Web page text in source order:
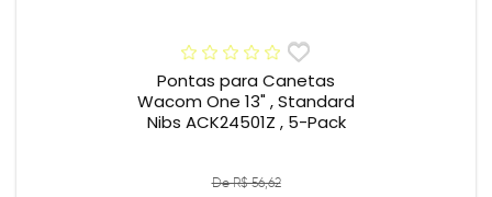
Pontas para Canetas
Wacom One 13" , Standard
Nibs ACK24501Z , 5-Pack
De R$ 56,62